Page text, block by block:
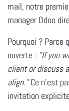
mail, notre
manager Odoo
Pourquoi ? Parce
ouverte : "If you
client or discuss
align."Ce n'est
invitation